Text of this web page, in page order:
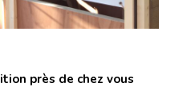
près de chez vous